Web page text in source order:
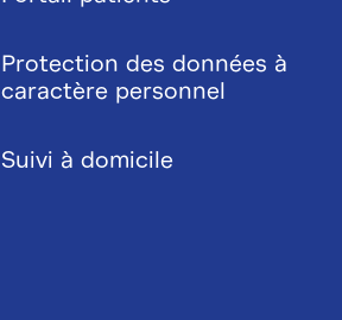
Protection des données à
caractère personnel
Suivi à domicile